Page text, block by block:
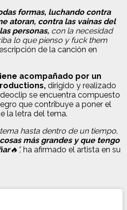
formas, luchando contra
atoran, contra las vainas del
personas, con la necesidad
lo que pienso y fuck them
de la canción en
acompañado por un
dirigido y realizado
se encuentra compuesto
que contribuye a poner el
la letra del tema.
hasta dentro de un tiempo,
más grandes y que tengo
🔥”, ha afirmado el artista en su